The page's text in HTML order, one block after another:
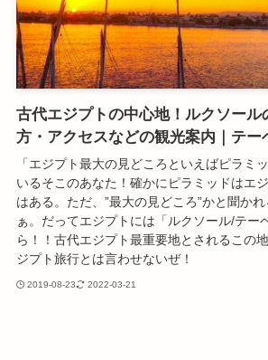
古代エジプトの中心地！ルクソール
方・アクセスなどの観光案内｜テー
「エジプト最大の見どころといえばピラミ
いるそこのあなた！確かにピラミッドはエ
はある。ただ、”最大の見どころ”かと聞か
ぁ。だってエジプトには「ルクソール/テー
ら！！古代エジプト最重要地とされるこの
ジプト旅行とは言わせないぜ！
2019-08-23 2022-03-21